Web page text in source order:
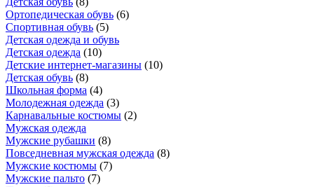
Ортопедическая обувь (6)
Спортивная обувь (5)
Детская одежда и обувь
Детская одежда (10)
Детские интернет-магазины (10)
Детская обувь (8)
Школьная форма (4)
Молодежная одежда (3)
Карнавальные костюмы (2)
Мужская одежда
Мужские рубашки (8)
Повседневная мужская одежда (8)
Мужские костюмы (7)
Мужские пальто (7)